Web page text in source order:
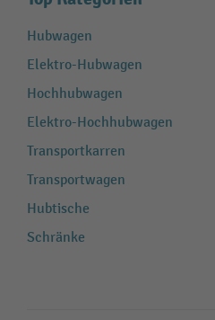
Hubwagen
Elektro-Hubwagen
Hochhubwagen
Elektro-Hochhubwagen
Transportkarren
Transportwagen
Hubtische
Schränke